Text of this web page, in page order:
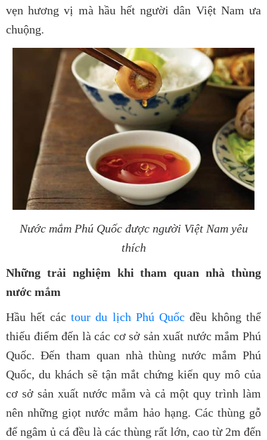
vẹn hương vị mà hầu hết người dân Việt Nam ưa
chuộng.
Nước mắm Phú Quốc được người Việt Nam yêu
thích
Những trải nghiệm khi tham quan nhà thùng
nước mắm
Hầu hết cáctour du lịch Phú Quốc đều không thể
thiếu điểm đến là các cơ sở sản xuất nước mắm Phú
Quốc. Đến tham quan nhà thùng nước mắm Phú
Quốc, du khách sẽ tận mắt chứng kiến quy mô của
cơ sở sản xuất nước mắm và cả một quy trình làm
nên những giọt nước mắm hảo hạng. Các thùng gỗ
để ngâm ủ cá đều là các thùng rất lớn, cao từ 2m đến